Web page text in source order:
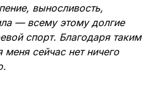
выносливость,
— всему этому долгие
спорт. Благодаря таким
меня сейчас нет ничего